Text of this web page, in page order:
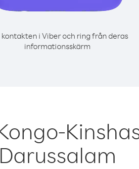
kontakten i Viber och ring från deras
informationsskärm
Darussalam